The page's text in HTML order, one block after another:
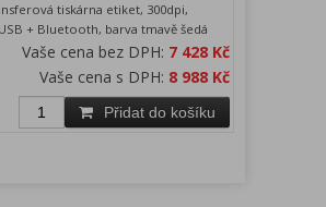
tiskárna etiket, 300dpi,
+ Bluetooth, barva tmavě šedá
Vaše cena bez DPH: 7 428 Kč
Vaše cena s DPH: 8 988 Kč
Přidat do košíku